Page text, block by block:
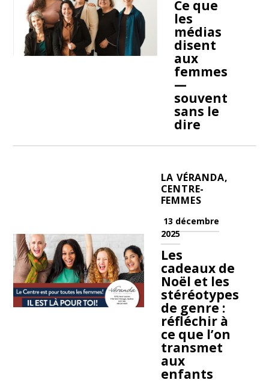
Ce que
les
médias
disent
aux
femmes
—
souvent
sans le
dire
LA VÉRANDA,
CENTRE-
FEMMES
13 décembre
2025
Les
cadeaux de
Noël et les
stéréotypes
de genre :
réfléchir à
ce que l’on
transmet
aux
enfants